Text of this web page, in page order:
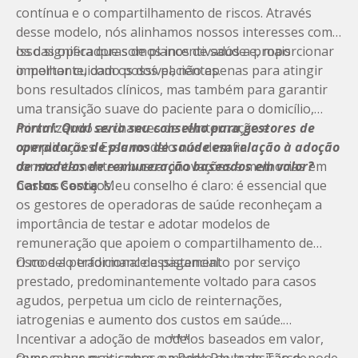
contínua e o compartilhamento de riscos. Através
desse modelo, nós alinhamos nossos interesses com
os das operadoras de planos de saúde e, mais
importante, com os dos pacientes.
Isso significa que somos incentivados a proporcionar
o melhor cuidado possível, não apenas para atingir
bons resultados clínicos, mas também para garantir
uma transição suave do paciente para o domicílio,
minimizando as chances de reinternação e
complicações. Esse modelo nos desafia
constantemente a buscar inovações e melhorias em
nossos serviços.
Portal: Qual seria seu conselho para gestores de
operadoras de planos de saúde em relação à adoção
de modelos de remuneração baseados em valor?
Carlos Costa: Meu conselho é claro: é essencial que
os gestores de operadoras de saúde reconheçam a
importância de testar e adotar modelos de
remuneração que apoiem o compartilhamento de
risco e a performance assistencial.
O modelo tradicional de pagamento por serviço
prestado, predominantemente voltado para casos
agudos, perpetua um ciclo de reinternações,
iatrogenias e aumento dos custos em saúde.
Incentivar a adoção de modelos baseados em valor,
***